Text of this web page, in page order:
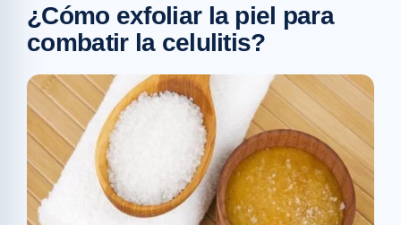
¿Cómo exfoliar la piel para
combatir la celulitis?